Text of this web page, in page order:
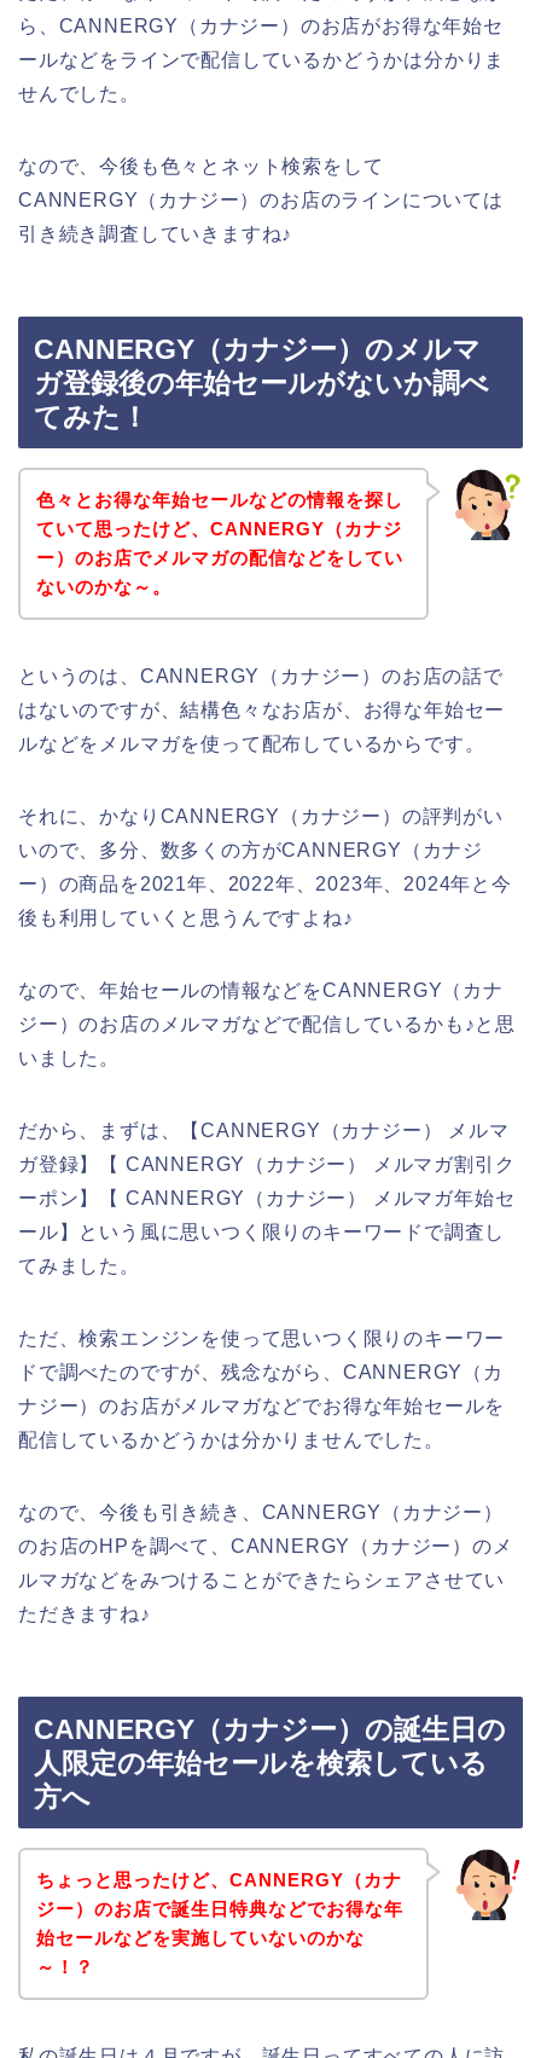
ら、CANNERGY（カナジー）のお店がお得な年始セ
ールなどをラインで配信しているかどうかは分かりま
せんでした。
なので、今後も色々とネット検索をして
CANNERGY（カナジー）のお店のラインについては
引き続き調査していきますね♪
CANNERGY（カナジー）のメルマ
ガ登録後の年始セールがないか調べ
てみた！
色々とお得な年始セールなどの情報を探し
ていて思ったけど、CANNERGY（カナジ
ー）のお店でメルマガの配信などをしてい
ないのかな～。
というのは、CANNERGY（カナジー）のお店の話で
はないのですが、結構色々なお店が、お得な年始セー
ルなどをメルマガを使って配布しているからです。
それに、かなりCANNERGY（カナジー）の評判がい
いので、多分、数多くの方がCANNERGY（カナジ
ー）の商品を2021年、2022年、2023年、2024年と今
後も利用していくと思うんですよね♪
なので、年始セールの情報などをCANNERGY（カナ
ジー）のお店のメルマガなどで配信しているかも♪と思
いました。
だから、まずは、【CANNERGY（カナジー） メルマ
ガ登録】【 CANNERGY（カナジー） メルマガ割引ク
ーポン】【 CANNERGY（カナジー） メルマガ年始セ
ール】という風に思いつく限りのキーワードで調査し
てみました。
ただ、検索エンジンを使って思いつく限りのキーワー
ドで調べたのですが、残念ながら、CANNERGY（カ
ナジー）のお店がメルマガなどでお得な年始セールを
配信しているかどうかは分かりませんでした。
なので、今後も引き続き、CANNERGY（カナジー）
のお店のHPを調べて、CANNERGY（カナジー）のメ
ルマガなどをみつけることができたらシェアさせてい
ただきますね♪
CANNERGY（カナジー）の誕生日の
人限定の年始セールを検索している
方へ
ちょっと思ったけど、CANNERGY（カナ
ジー）のお店で誕生日特典などでお得な年
始セールなどを実施していないのかな
～！？